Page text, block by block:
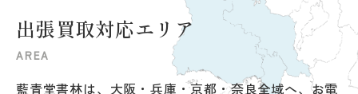
出張買取対応エ リ ア
AREA
藍青堂書林は、大阪・兵庫・京都・奈良全域へ、お電